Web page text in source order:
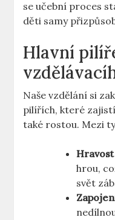
se učební proces
děti samy
Hlavní
Naše vzdělání si
pilířích, které
také rostou. Mezi
Hravost
hrou,
svět